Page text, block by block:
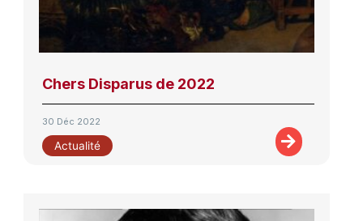
Chers Disparus de 2022
30 Déc 2022
Actualité